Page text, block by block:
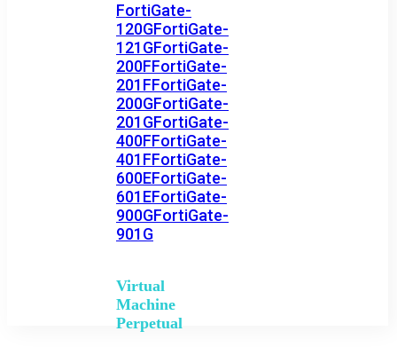
FortiGate-
120GFortiGate-
121GFortiGate-
200FFortiGate-
201FFortiGate-
200GFortiGate-
201GFortiGate-
400FFortiGate-
401FFortiGate-
600EFortiGate-
601EFortiGate-
900GFortiGate-
901G
Virtual
Machine
Perpetual